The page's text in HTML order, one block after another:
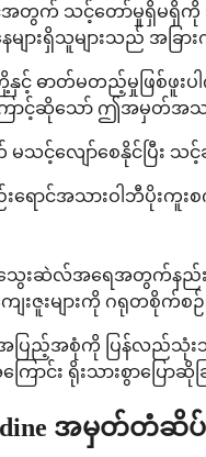
သင့်တော်မှုရှိမရှိကို သ
များရှိသူများသည် အခ
တို့နှင့် ဓာတ်မတည့်မှုဖ
ဆိုသော် ဤအမှတ်အသားရှိ
င့်လျော်စေနိုင်ပြီး
ာင်အသားဝါဘီပိုးကူးစ
ေးဆဲလ်အရေအတွက်နည်းပ
ျေးဇူးများကို ဂရုတစိုက်
စုံကို ပြန်လည်သုံးသပ်ပ
ားအကြောင်း ရိုးသား
အမှတ်တံဆိ